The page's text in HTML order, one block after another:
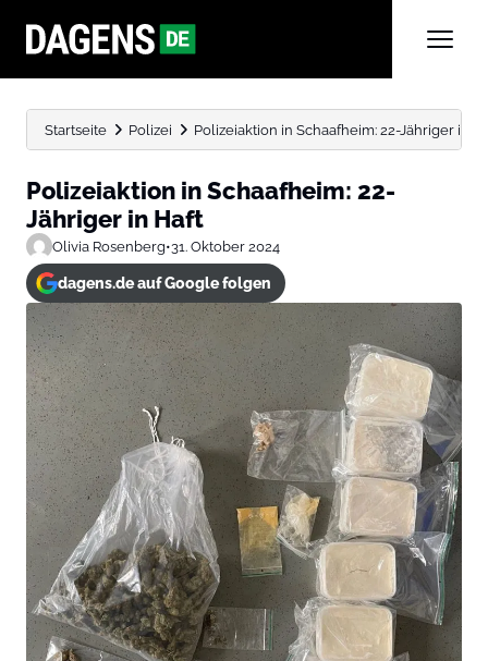
Startseite Polizei Polizeiaktion in Schaafheim: 22-Jähriger in
Polizeiaktion in Schaafheim: 22-
Jähriger in Haft
Olivia Rosenberg•31. Oktober 2024
dagens.de auf Google folgen